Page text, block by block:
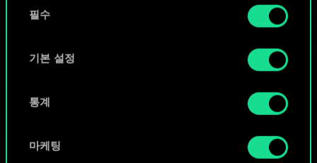
쿠키 사용에 관한 세부 사항이나 관련 설정은 아래의
필수
기본 설정
통계
마케팅